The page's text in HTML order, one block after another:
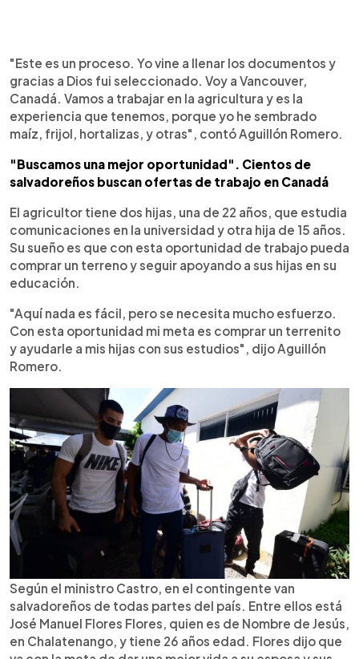
"Este es un proceso. Yo vine a llenar los documentos y
gracias a Dios fui seleccionado. Voy a Vancouver,
Canadá. Vamos a trabajar en la agricultura y es la
experiencia que tenemos, porque yo he sembrado
maíz, frijol, hortalizas, y otras", contó Aguillón Romero.
"Buscamos una mejor oportunidad". Cientos de
salvadoreños buscan ofertas de trabajo en Canadá
El agricultor tiene dos hijas, una de 22 años, que estudia
comunicaciones en la universidad y otra hija de 15 años.
Su sueño es que con esta oportunidad de trabajo pueda
comprar un terreno y seguir apoyando a sus hijas en su
educación.
"Aquí nada es fácil, pero se necesita mucho esfuerzo.
Con esta oportunidad mi meta es comprar un terrenito
y ayudarle a mis hijas con sus estudios", dijo Aguillón
Romero.
Según el ministro Castro, en el contingente van
salvadoreños de todas partes del país. Entre ellos está
José Manuel Flores Flores, quien es de Nombre de Jesús,
en Chalatenango, y tiene 26 años edad. Flores dijo que